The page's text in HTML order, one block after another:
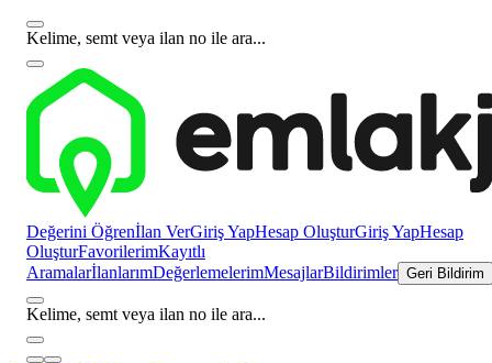
Kelime, semt veya ilan no ile ara...
Değerini Öğrenİlan VerGiriş YapHesap OluşturGiriş YapHesap
OluşturFavorilerimKayıtlı
AramalarİlanlarımDeğerlemelerimMesajlarBildirimler Geri Bildirim
Kelime, semt veya ilan no ile ara...